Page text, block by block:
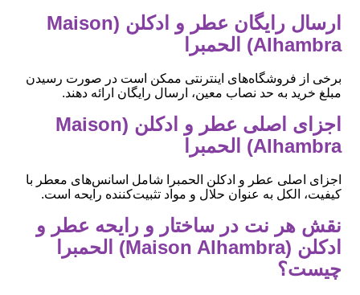
ارسال رایگان عطر و ادکلن (Maison
Alhambra) الحمبرا
برخی از فروشگاه‌های اینترنتی ممکن است در صورت رسیدن
مبلغ خرید به حد نصاب معین، ارسال رایگان ارائه دهند.
اجزای اصلی عطر و ادکلن (Maison
Alhambra) الحمبرا
اجزای اصلی عطر و ادکلن الحمبرا شامل اسانس‌های معطر با
کیفیت، الکل به عنوان حلال و مواد تثبیت‌کننده رایحه است.
نقش هر نت در ساختار و رایحه عطر و
ادکلن (Maison Alhambra) الحمبرا
چیست؟